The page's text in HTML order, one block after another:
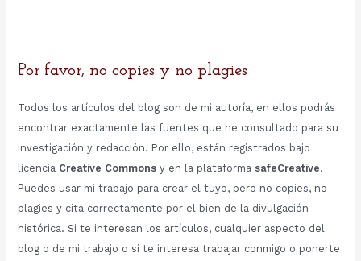
Por favor, no copies y no plagies
Todos los artículos del blog son de mi autoría, en ellos podrás
encontrar exactamente las fuentes que he consultado para su
investigación y redacción. Por ello, están registrados bajo
licencia Creative Commonsy en la plataforma safeCreative.
Puedes usar mi trabajo para crear el tuyo, pero no copies, no
plagies y cita correctamente por el bien de la divulgación
histórica. Si te interesan los artículos, cualquier aspecto del
blog o de mi trabajo o si te interesa trabajar conmigo o ponerte